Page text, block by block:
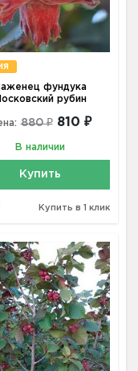
фундука
рубин
880 ₽ 810 ₽
В наличии
Купить
Купить в 1 клик